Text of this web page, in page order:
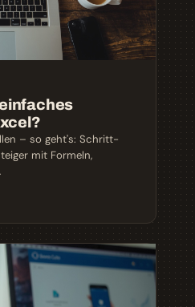
– so geht's: Schritt-
mit Formeln,